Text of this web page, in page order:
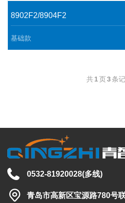
8902F2/8904F2
基础款
共1页3 条
0532-81920028(多线)
青岛市高新区宝源路780号